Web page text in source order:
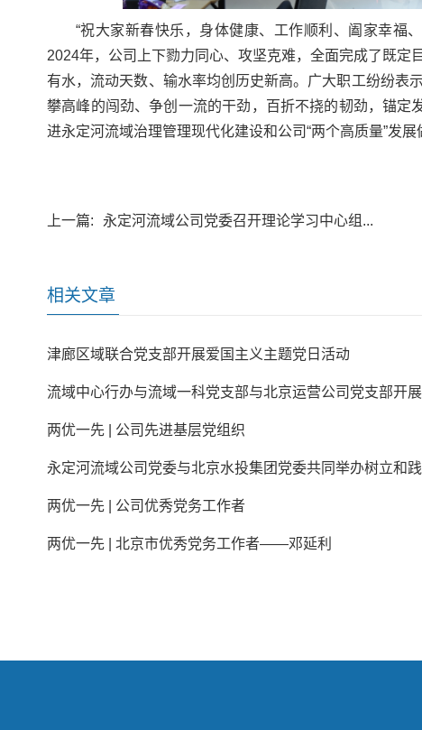
“祝大家新春快乐，身体健康、工作顺利、阖家幸福
2024年，公司上下勠力同心、攻坚克难，全面完成了既
有水，流动天数、输水率均创历史新高。广大职工纷纷表
攀高峰的闯劲、争创一流的干劲，百折不挠的韧劲，锚定
进永定河流域治理管理现代化建设和公司“两个高质量”发展
上一篇: 永定河流域公司党委召开理论学习中心组...
相关文章
津廊区域联合党支部开展爱国主义主题党日活动
流域中心行办与流域一科党支部与北京运营公司党支部开
两优一先 | 公司先进基层党组织
永定河流域公司党委与北京水投集团党委共同举办树立和
两优一先 | 公司优秀党务工作者
两优一先 | 北京市优秀党务工作者——邓延利